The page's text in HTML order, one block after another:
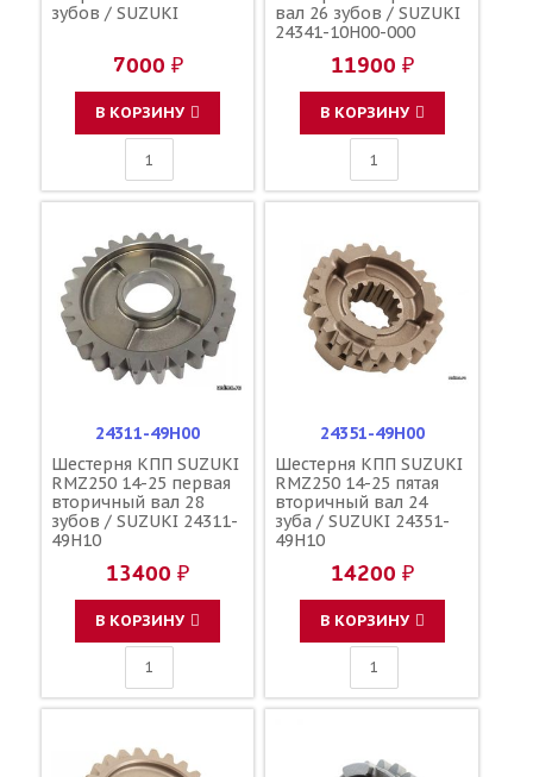
зубов / SUZUKI
7000 ₽
В КОРЗИНУ
вал 26 зубов / SUZUKI
24341-10H00-000
11900 ₽
В КОРЗИНУ
24311-49H00
Шестерня КПП SUZUKI
RMZ250 14-25 первая
вторичный вал 28
зубов / SUZUKI 24311-
49H10
13400 ₽
В КОРЗИНУ
24351-49H00
Шестерня КПП SUZUKI
RMZ250 14-25 пятая
вторичный вал 24
зуба / SUZUKI 24351-
49H10
14200 ₽
В КОРЗИНУ